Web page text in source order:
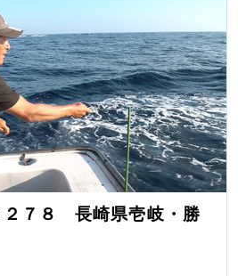
２７８ 長崎県壱岐・勝